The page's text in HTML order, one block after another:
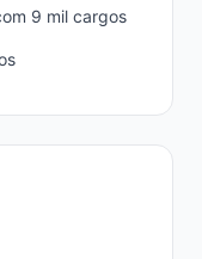
9 mil cargos